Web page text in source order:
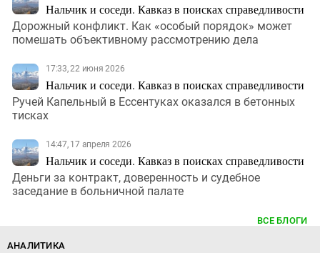
Нальчик и соседи. Кавказ в поисках справедливости
Дорожный конфликт. Как «особый порядок» может
помешать объективному рассмотрению дела
17:33, 22 июня 2026
Нальчик и соседи. Кавказ в поисках справедливости
Ручей Капельный в Ессентуках оказался в бетонных
тисках
14:47, 17 апреля 2026
Нальчик и соседи. Кавказ в поисках справедливости
Деньги за контракт, доверенность и судебное
заседание в больничной палате
ВСЕ БЛОГИ
АНАЛИТИКА